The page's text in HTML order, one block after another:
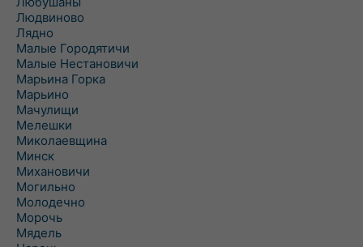
Людвиново
Лядно
Малые Городятичи
Малые Нестановичи
Марьина Горка
Марьино
Мачулищи
Мелешки
Миколаевщина
Минск
Михановичи
Могильно
Молодечно
Морочь
Мядель